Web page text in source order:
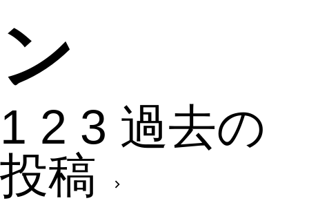
ン
1 2 3 過去の
投稿